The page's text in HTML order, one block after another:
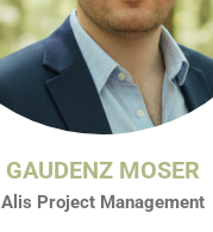
GAUDENZ MOSER
Alis Project Management